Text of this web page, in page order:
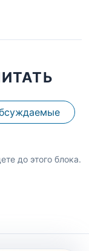
до этого блока.